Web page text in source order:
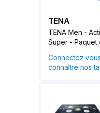
TENA
TENA Men -
Super - Paquet
Connectez
connaître nos